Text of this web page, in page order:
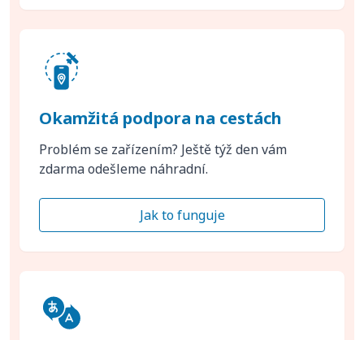
Okamžitá podpora na cestách
Problém se zařízením? Ještě týž den vám
zdarma odešleme náhradní.
Jak to funguje